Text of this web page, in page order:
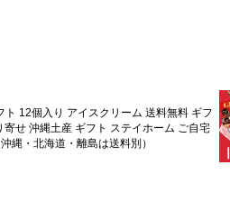
12個入り アイスクリーム 送料無料 ギフ
せ 沖縄土産 ギフト ステイホーム ご自宅
・北海道・離島は送料別）